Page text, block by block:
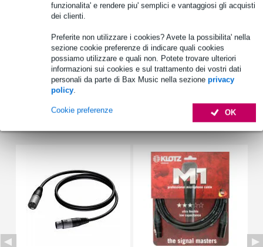
funzionalita' e rendere piu' semplici e vantaggiosi gli acquisti
dei clienti.
Preferite non utilizzare i cookies? Avete la possibilita' nella
sezione cookie preferenze di indicare quali cookies
possiamo utilizzare e quali non. Potete trovare ulteriori
informazioni sui cookies e sul trattamento dei vostri dati
personali da parte di Bax Music nella sezione privacy
policy.
OK
Cookie preferenze
25,45 € di premio
Informazioni sul prodotto
Scheda plug-in Thunderbolt
per i computer Mac dotati di connessione Thunderbolt
Specifiche complete